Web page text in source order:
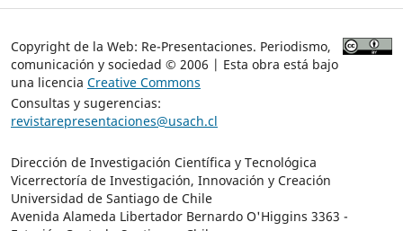
Copyright de la Web: Re-Presentaciones. Periodismo,
comunicación y sociedad © 2006 | Esta obra está bajo
una licencia Creative Commons
Consultas y sugerencias:
revistarepresentaciones@usach.cl
Dirección de Investigación Científica y Tecnológica
Vicerrectoría de Investigación, Innovación y Creación
Universidad de Santiago de Chile
Avenida Alameda Libertador Bernardo O'Higgins 3363 -